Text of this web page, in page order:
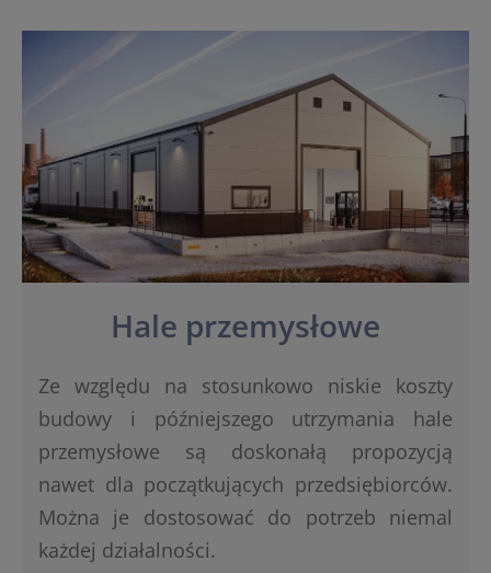
Hale przemysłowe
Ze względu na stosunkowo niskie koszty
budowy i późniejszego utrzymania hale
przemysłowe są doskonałą propozycją
nawet dla początkujących przedsiębiorców.
Można je dostosować do potrzeb niemal
każdej działalności.